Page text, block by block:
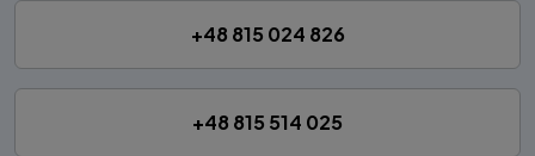
+48 815 024 826
+48 815 514 025